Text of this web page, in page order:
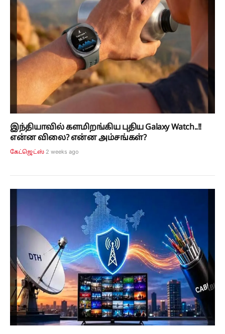
இந்தியாவில் களமிறங்கிய புதிய Galaxy Watch..!!
என்ன விலை? என்ன அம்சங்கள்?
கேட்ஜெட்ஸ் 2 weeks ago